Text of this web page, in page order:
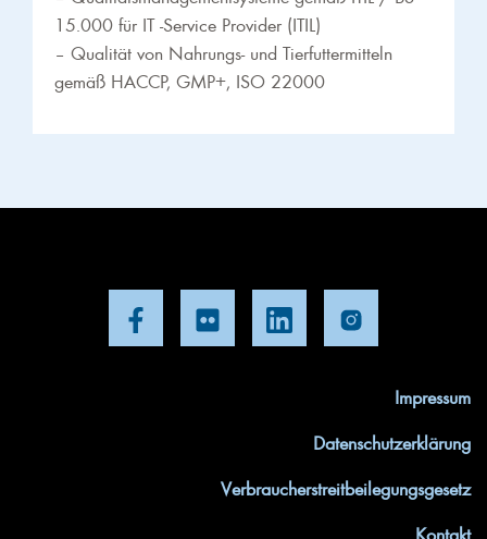
15.000 für IT -Service Provider (ITIL)
– Qualität von Nahrungs- und Tierfuttermitteln
gemäß HACCP, GMP+, ISO 22000
Impressum
Datenschutzerklärung
Verbraucherstreitbeilegungsgesetz
Kontakt